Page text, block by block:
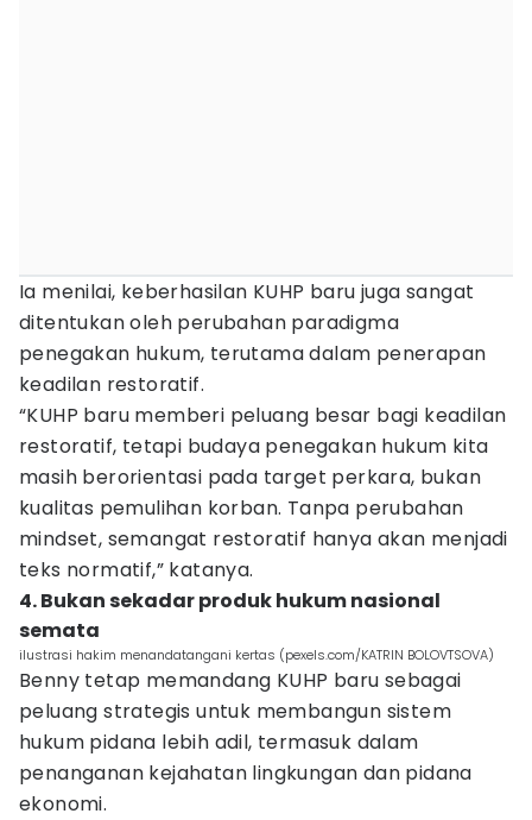
Ia menilai, keberhasilan KUHP baru juga sangat
ditentukan oleh perubahan paradigma
penegakan hukum, terutama dalam penerapan
keadilan restoratif.
“KUHP baru memberi peluang besar bagi keadilan
restoratif, tetapi budaya penegakan hukum kita
masih berorientasi pada target perkara, bukan
kualitas pemulihan korban. Tanpa perubahan
mindset, semangat restoratif hanya akan menjadi
teks normatif,” katanya.
4. Bukan sekadar produk hukum nasional
semata
ilustrasi hakim menandatangani kertas (pexels.com/KATRIN BOLOVTSOVA)
Benny tetap memandang KUHP baru sebagai
peluang strategis untuk membangun sistem
hukum pidana lebih adil, termasuk dalam
penanganan kejahatan lingkungan dan pidana
ekonomi.